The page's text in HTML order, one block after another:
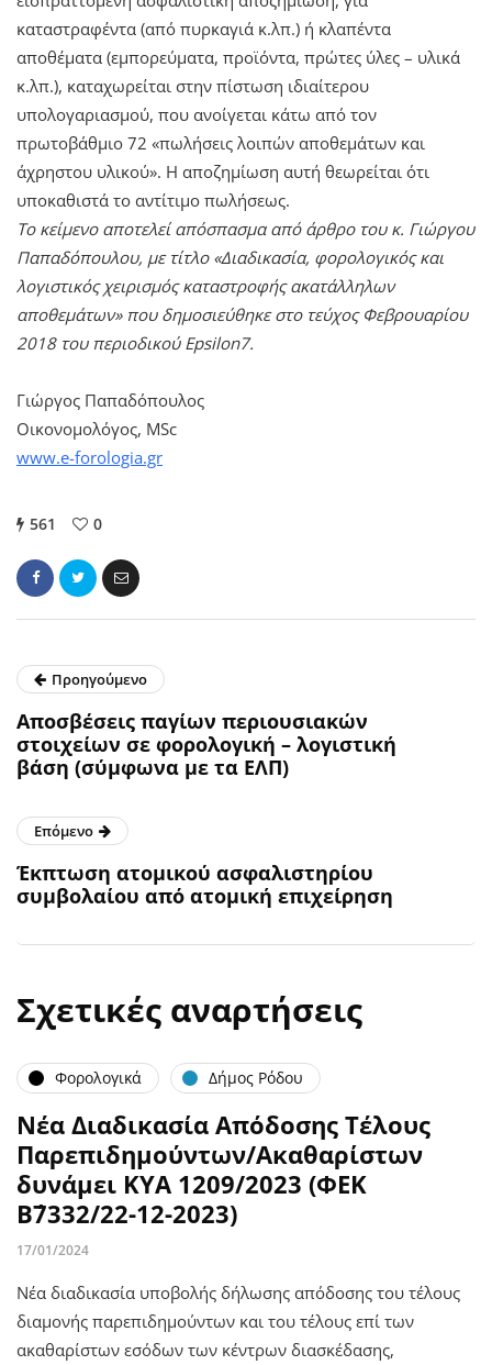
καταστραφέντα (από πυρκαγιά κ.λπ.) ή κλαπέντα
αποθέματα (εμπορεύματα, προϊόντα, πρώτες ύλες – υλικά
κ.λπ.), καταχωρείται στην πίστωση ιδιαίτερου
υπολογαριασμού, που ανοίγεται κάτω από τον
πρωτοβάθμιο 72 «πωλήσεις λοιπών αποθεμάτων και
άχρηστου υλικού». Η αποζημίωση αυτή θεωρείται ότι
υποκαθιστά το αντίτιμο πωλήσεως.
Το κείμενο αποτελεί απόσπασμα από άρθρο του κ. Γιώργου
Παπαδόπουλου, με τίτλο «Διαδικασία, φορολογικός και
λογιστικός χειρισμός καταστροφής ακατάλληλων
αποθεμάτων» που δημοσιεύθηκε στο τεύχος Φεβρουαρίου
2018 του περιοδικού Epsilon7.
Γιώργος Παπαδόπουλος
Οικονομολόγος, MSc
www.e-forologia.gr
561 0
Προηγούμενο
Aποσβέσεις παγίων περιουσιακών
στοιχείων σε φορολογική – λογιστική
βάση (σύμφωνα με τα ΕΛΠ)
Επόμενο
Έκπτωση ατομικού ασφαλιστηρίου
συμβολαίου από ατομική επιχείρηση
Σχετικές αναρτήσεις
Φορολογικά Δήμος Ρόδου
Νέα Διαδικασία Απόδοσης Τέλους
Παρεπιδημούντων/Ακαθαρίστων
δυνάμει ΚΥΑ 1209/2023 (ΦΕΚ
Β΄7332/22-12-2023)
17/01/2024
Νέα διαδικασία υποβολής δήλωσης απόδοσης του τέλους
διαμονής παρεπιδημούντων και του τέλους επί των
ακαθαρίστων εσόδων των κέντρων διασκέδασης,